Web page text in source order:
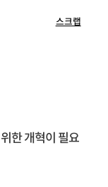
스크랩
한 개혁이 필요